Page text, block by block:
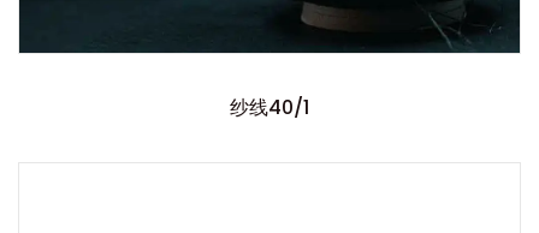
纱线40/1